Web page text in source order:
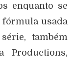
enquanto se
fórmula usada
também
Productions,